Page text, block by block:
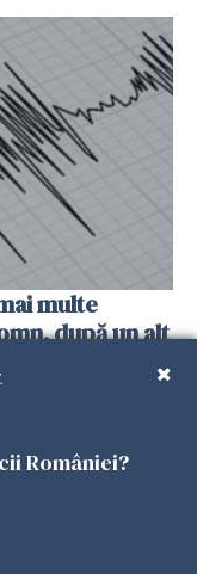
multe
după un alt
României?